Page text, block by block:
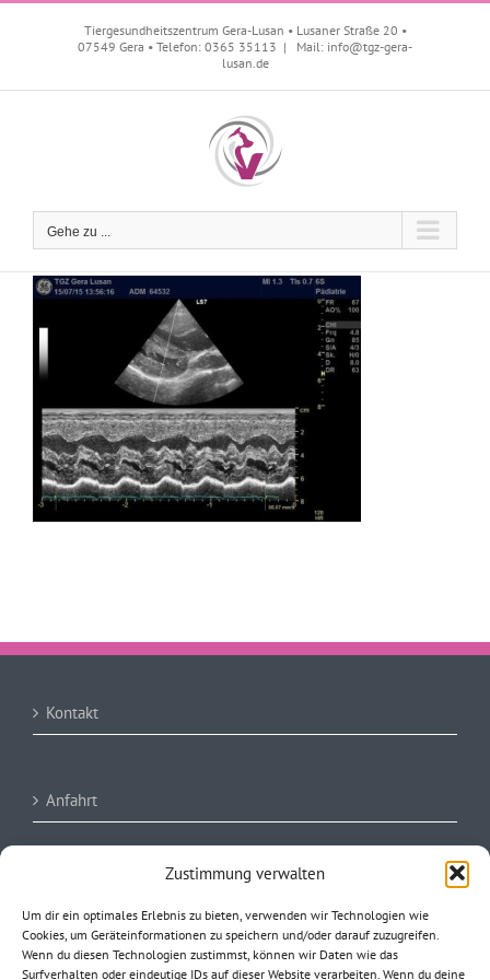
Zustimmung verwalten
Um dir ein optimales Erlebnis zu bieten, verwenden wir Technologien wie
Cookies, um Geräteinformationen zu speichern und/oder darauf zuzugreifen.
Wenn du diesen Technologien zustimmst, können wir Daten wie das
Surfverhalten oder eindeutige IDs auf dieser Website verarbeiten. Wenn du deine
Zum
Tiergesundheitszentrum Gera-Lusan • Lusaner Straße 20 •
07549 Gera • Telefon: 0365 35113 |
Mail: info@tgz-gera-
lusan.de
Gehe zu ...
Kontakt
Anfahrt
AGB/ Datenschutzerklärung